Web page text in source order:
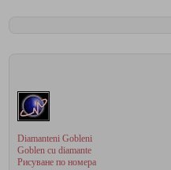
Diamanteni Gobleni
Goblen cu diamante
Рисуване по номера